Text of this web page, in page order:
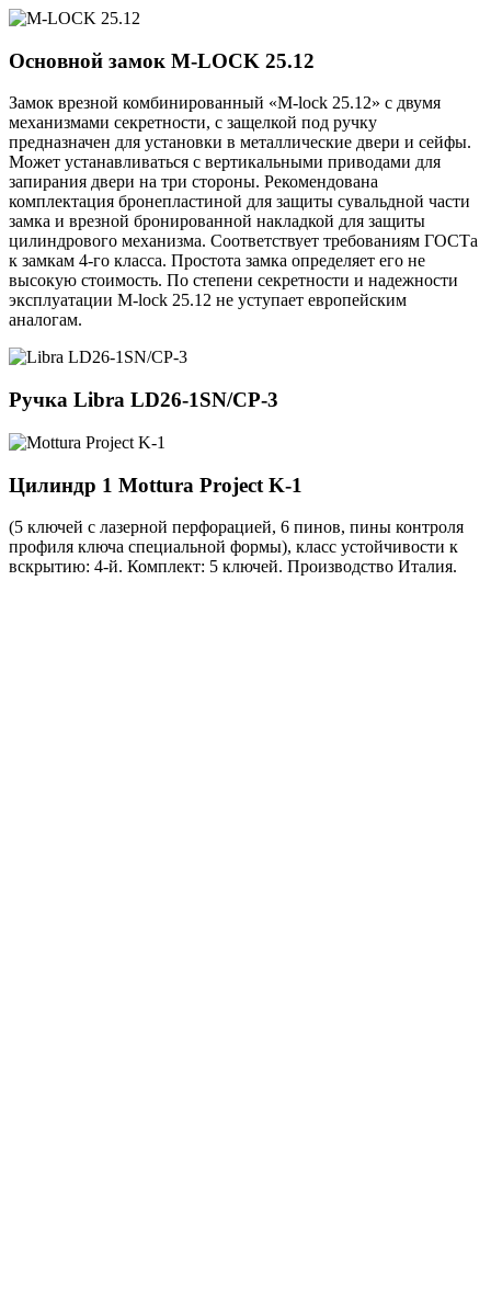
Основной замок M-LOCK 25.12
Замок врезной комбинированный «M-lock 25.12» с двумя
механизмами секретности, с защелкой под ручку
предназначен для установки в металлические двери и сейфы.
Может устанавливаться с вертикальными приводами для
запирания двери на три стороны. Рекомендована
комплектация бронепластиной для защиты сувальдной части
замка и врезной бронированной накладкой для защиты
цилиндрового механизма. Соответствует требованиям ГОСТа
к замкам 4-го класса. Простота замка определяет его не
высокую стоимость. По степени секретности и надежности
эксплуатации M-lock 25.12 не уступает европейским
аналогам.
Ручка Libra LD26-1SN/CP-3
Цилиндр 1 Mottura Project K-1
(5 ключей с лазерной перфорацией, 6 пинов, пины контроля
профиля ключа специальной формы), класс устойчивости к
вскрытию: 4-й. Комплект: 5 ключей. Производство Италия.